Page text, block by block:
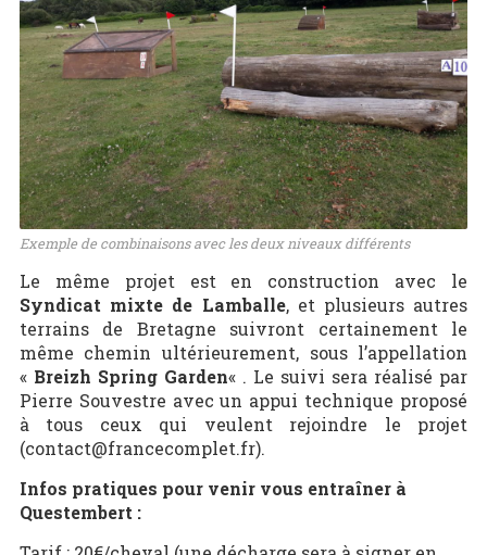
Exemple de combinaisons avec les deux niveaux différents
Le même projet est en construction avec le
Syndicat mixte de Lamballe, et plusieurs autres
terrains de Bretagne suivront certainement le
même chemin ultérieurement, sous l’appellation
« Breizh Spring Garden« . Le suivi sera réalisé par
Pierre Souvestre avec un appui technique proposé
à tous ceux qui veulent rejoindre le projet
(contact@francecomplet.fr).
Infos pratiques pour venir vous entraîner à
Questembert :